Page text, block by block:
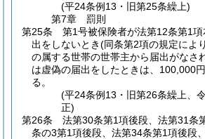
(平24条例13・旧第25条繰上)
第7章
罰則
第25条
第1号被保険者が法第12条第1
出をしないとき(同条第2項の規定によ
の属する世帯の世帯主から届出がなさ
は虚偽の届出をしたときは、100,000
る。
(平24条例13・旧第26条繰上、
正)
第26条
法第30条第1項後段、法第31条
条の3第1項後段、法第34条第1項後段